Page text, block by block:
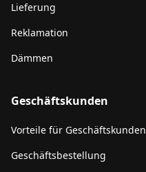
Lieferung
Reklamation
Dämmen
Geschäftskunden
Vorteile für Geschäftskunden
Geschäftsbestellung